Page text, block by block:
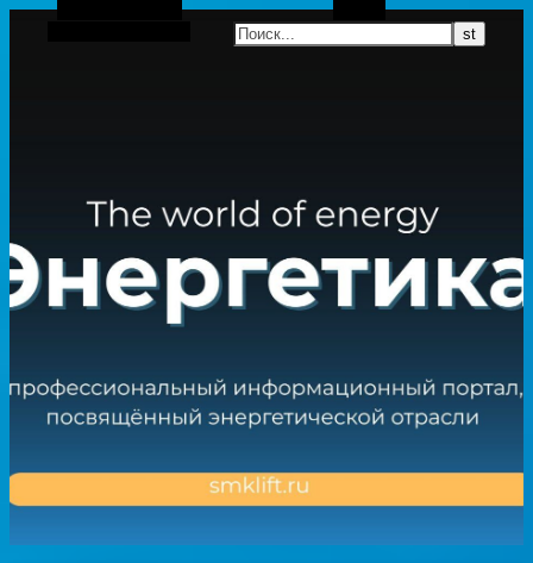
Боковая панель